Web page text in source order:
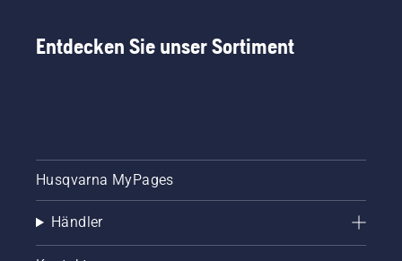
Entdecken Sie unser Sortiment
Husqvarna MyPages
Händler